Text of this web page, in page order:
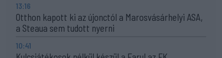
13:16
Otthon kapott ki az újonctól a Marosvásárhelyi ASA,
a Steaua sem tudott nyerni
10:41